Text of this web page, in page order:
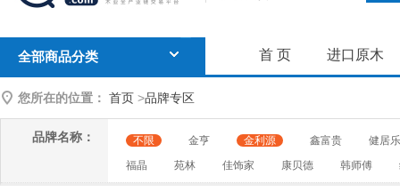
全部商品分类 首 页 进口原木
您所在的位置： 首页 >品牌专区
品牌名称： 不限 金亨 金利源 鑫富贵
健居乐
福晶
苑林 佳饰家 康贝德 韩师傅